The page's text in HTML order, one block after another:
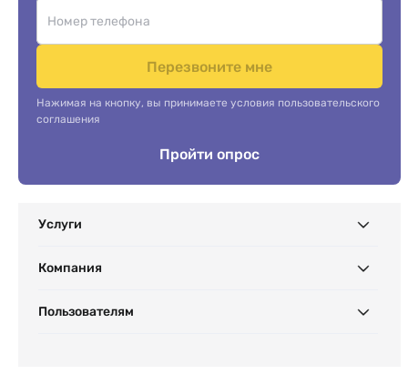
Перезвоните мне
Нажимая на кнопку, вы принимаете условия пользовательского
соглашения
Пройти опрос
Услуги
Компания
Пользователям